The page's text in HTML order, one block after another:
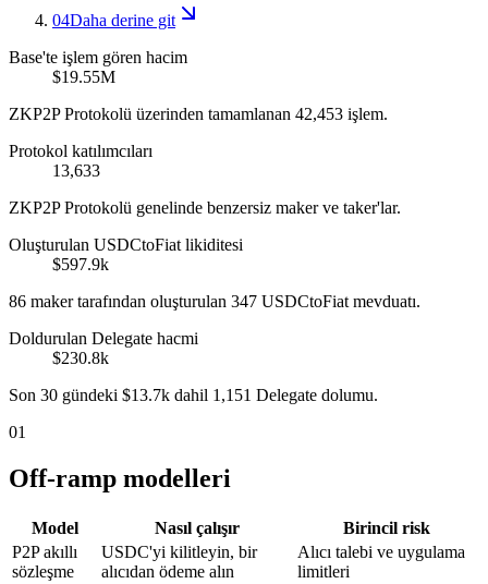
04Daha derine git
Base'te işlem gören hacim
$19.55M
ZKP2P Protokolü üzerinden tamamlanan 42,453 işlem.
Protokol katılımcıları
13,633
ZKP2P Protokolü genelinde benzersiz maker ve taker'lar.
Oluşturulan USDCtoFiat likiditesi
$597.9k
86 maker tarafından oluşturulan 347 USDCtoFiat mevduatı.
Doldurulan Delegate hacmi
$230.8k
Son 30 gündeki $13.7k dahil 1,151 Delegate dolumu.
01
Off-ramp modelleri
Model Nasıl çalışır
Birincil risk
P2P akıllı
sözleşme
USDC'yi kilitleyin, bir
alıcıdan ödeme alın
Alıcı talebi ve uygulama
limitleri